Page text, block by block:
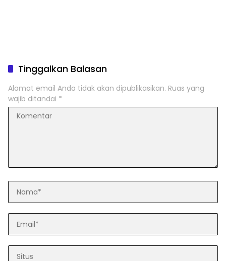
Tinggalkan Balasan
Alamat email Anda tidak akan dipublikasikan. Ruas yang
wajib ditandai *